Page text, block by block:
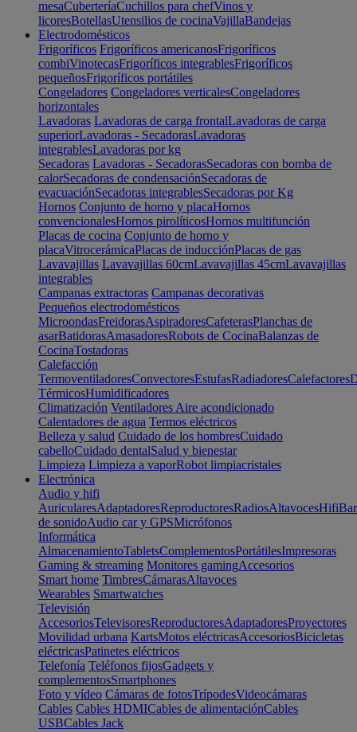
mesaCuberteríaCuchillos para chefVinos y
licoresBotellasUtensilios de cocinaVajillaBandejas
Electrodomésticos
Frigoríficos Frigoríficos americanosFrigoríficos
combiVinotecasFrigoríficos integrablesFrigoríficos
pequeñosFrigoríficos portátiles
Congeladores Congeladores verticalesCongeladores
horizontales
Lavadoras Lavadoras de carga frontalLavadoras de carga
superiorLavadoras - SecadorasLavadoras
integrablesLavadoras por kg
Secadoras Lavadoras - SecadorasSecadoras con bomba de
calorSecadoras de condensaciónSecadoras de
evacuaciónSecadoras integrablesSecadoras por Kg
Hornos Conjunto de horno y placaHornos
convencionalesHornos pirolíticosHornos multifunción
Placas de cocina Conjunto de horno y
placaVitrocerámicaPlacas de inducciónPlacas de gas
Lavavajillas Lavavajillas 60cmLavavajillas 45cmLavavajillas
integrables
Campanas extractoras Campanas decorativas
Pequeños electrodomésticos
MicroondasFreidorasAspiradoresCafeterasPlanchas de
asarBatidorasAmasadoresRobots de CocinaBalanzas de
CocinaTostadoras
Calefacción
TermoventiladoresConvectoresEstufasRadiadoresCalefactores
TérmicosHumidificadores
Climatización Ventiladores Aire acondicionado
Calentadores de agua Termos eléctricos
Belleza y salud Cuidado de los hombresCuidado
cabelloCuidado dentalSalud y bienestar
Limpieza Limpieza a vaporRobot limpiacristales
Electrónica
Audio y hifi
AuricularesAdaptadoresReproductoresRadiosAltavocesHifi
de sonidoAudio car y GPSMicrófonos
Informática
AlmacenamientoTabletsComplementosPortátilesImpresoras
Gaming & streaming Monitores gamingAccesorios
Smart home TimbresCámarasAltavoces
Wearables Smartwatches
Televisión
AccesoriosTelevisoresReproductoresAdaptadoresProyectores
Movilidad urbana KartsMotos eléctricasAccesoriosBicicletas
eléctricasPatinetes eléctricos
Telefonía Teléfonos fijosGadgets y
complementosSmartphones
Foto y vídeo Cámaras de fotosTrípodesVideocámaras
Cables Cables HDMICables de alimentaciónCables
USBCables Jack